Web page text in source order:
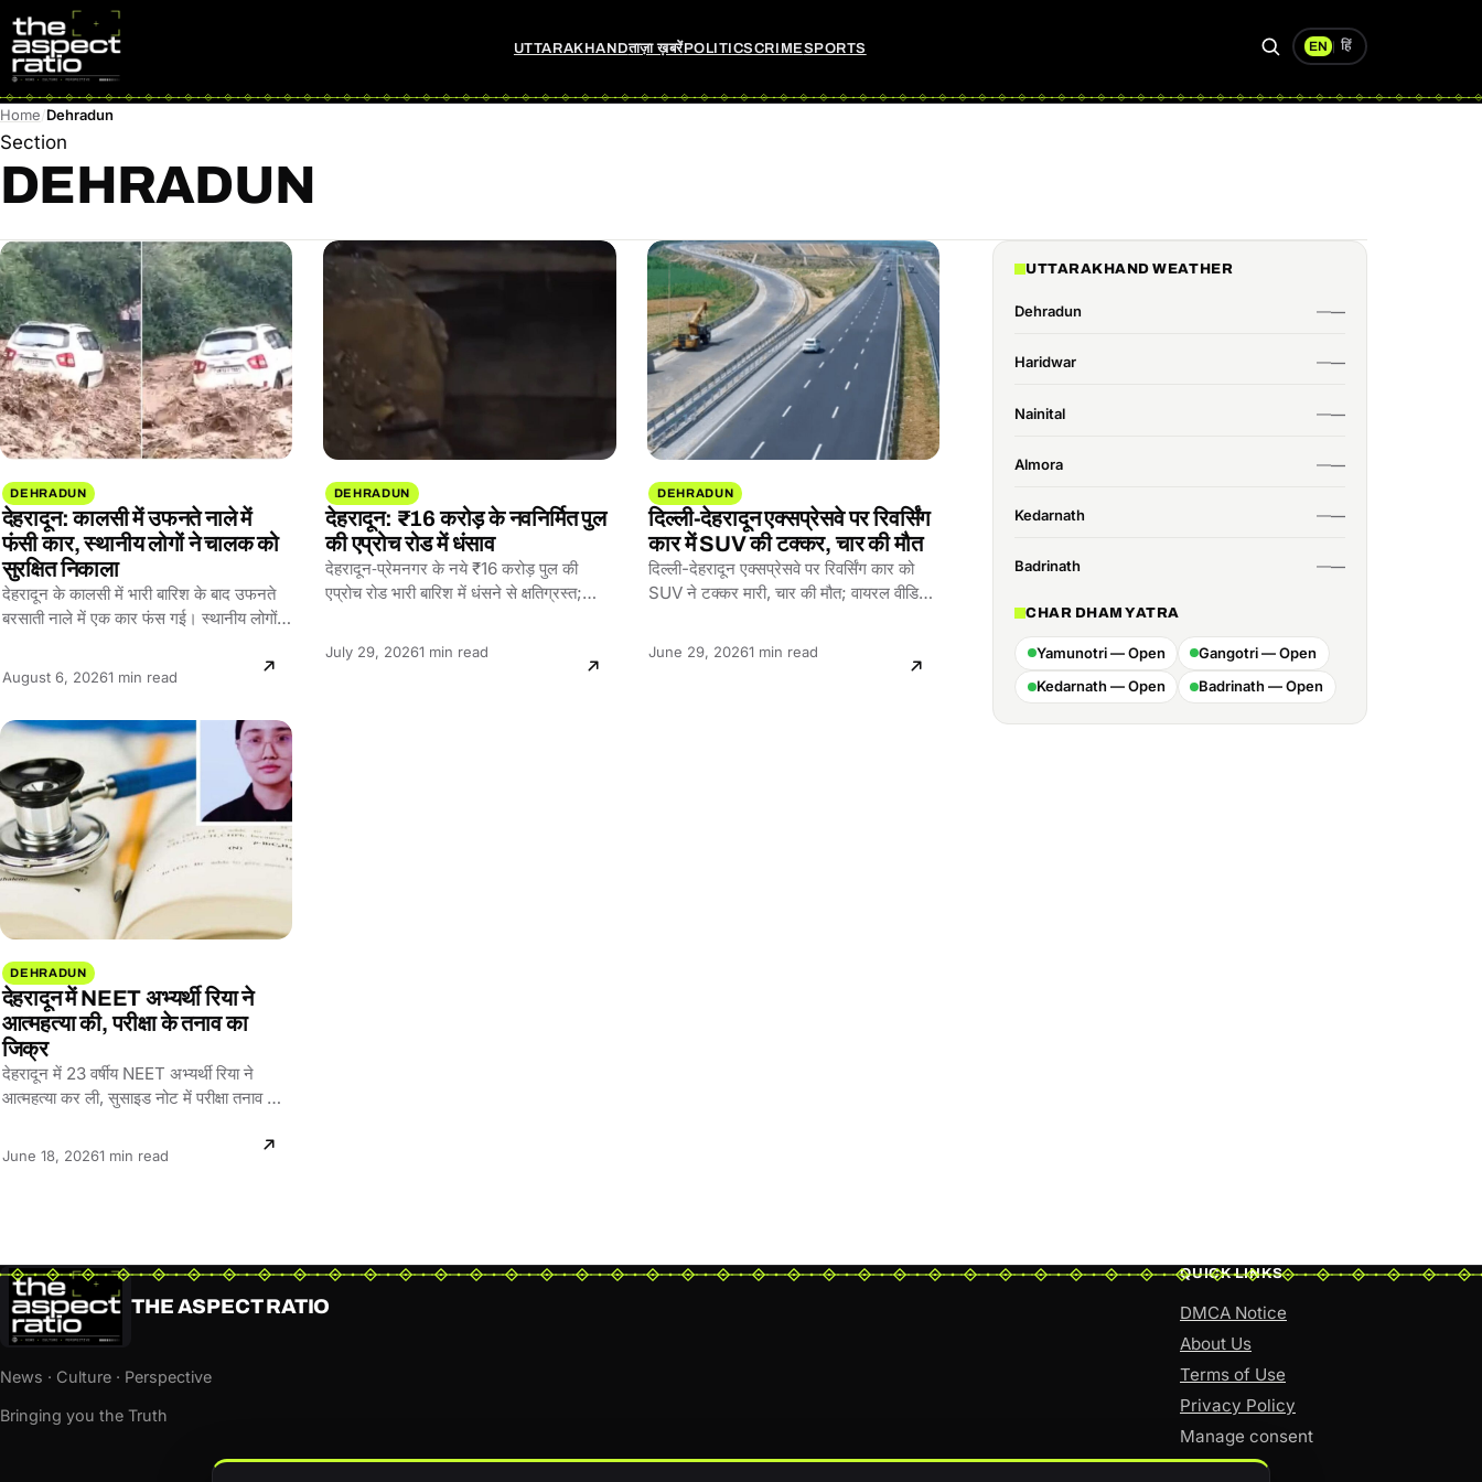
UTTARAKHANDताज़ा ख़बरेंPOLITICSCRIMESPORTS
Search
EN हिं
Home Dehradun
Section
DEHRADUN
DEHRADUN
देहरादून: कालसी में उफनते नाले में
फंसी कार, स्थानीय लोगों ने चालक को
सुरक्षित निकाला
देहरादून के कालसी में भारी बारिश के बाद उफनते
बरसाती नाले में एक कार फंस गई। स्थानीय लोगों…
August 6, 2026Reading
1 min read
DEHRADUN
देहरादून: ₹16 करोड़ के नवनिर्मित पुल
की एप्रोच रोड में धंसाव
देहरादून‑प्रेमनगर के नये ₹16 करोड़ पुल की
एप्रोच रोड भारी बारिश में धंसने से क्षतिग्रस्त;
July 29, 2026Reading
1 min read
DEHRADUN
दिल्ली-देहरादून एक्सप्रेसवे पर रिवर्सिंग
कार में SUV की टक्कर, चार की मौत
दिल्ली-देहरादून एक्सप्रेसवे पर रिवर्सिंग कार को
SUV ने टक्कर मारी, चार की मौत; वायरल वीडियो
June 29, 2026Reading
1 min read
DEHRADUN
देहरादून में NEET अभ्यर्थी रिया ने
आत्महत्या की, परीक्षा के तनाव का
जिक्र
देहरादून में 23 वर्षीय NEET अभ्यर्थी रिया ने
आत्महत्या कर ली, सुसाइड नोट में परीक्षा तनाव का
June 18, 2026Reading
1 min read
UTTARAKHAND WEATHER
Dehradun
Haridwar
Nainital
Almora
Kedarnath
Badrinath
CHAR DHAM YATRA
Yamunotri — Open
Gangotri — Open
Kedarnath — Open
Badrinath — Open
THE ASPECT RATIO
News · Culture · Perspective
Bringing you the Truth
QUICK LINKS
DMCA Notice
About Us
Terms of Use
Privacy Policy
Manage consent